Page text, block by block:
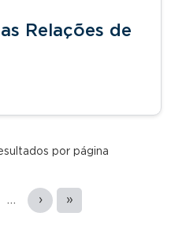
Relações de
por página
… › »